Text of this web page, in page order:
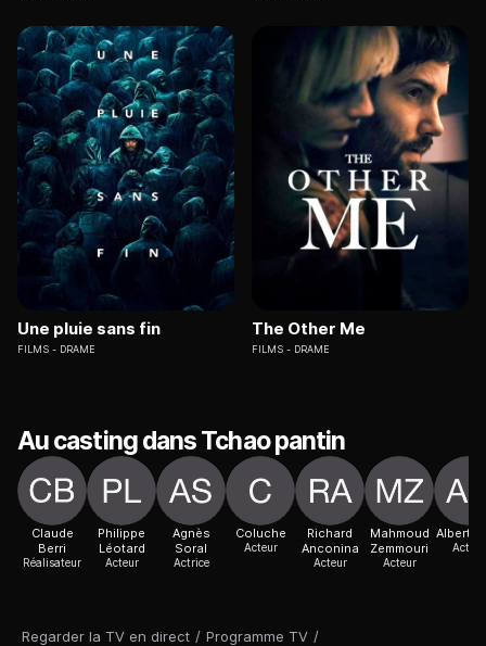
Regarder la TV en direct / Programme TV /
Une pluie sans fin
FILMS DRAME
The Other Me
FILMS DRAME
Au casting dans Tchao pantin
Claude
Berri
Réalisateur
Philippe
Léotard
Acteur
Agnès
Soral
Actrice
Coluche
Acteur
Richard
Anconina
Acteur
Mahmoud
Zemmouri
Acteur
Albert
Acteur